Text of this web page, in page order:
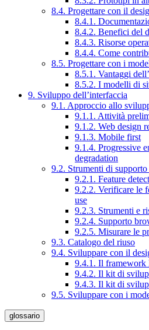
8.4. Progettare con il
8.4.1.
8.4.2. Benefici del
8.4.3. Risorse
8.4.4. Come
8.5. Progettare con i
8.5.1. Vantaggi
8.5.2. I modelli di
9. Sviluppo dell’interfaccia
9.1. Approccio allo
9.1.1. Attività
9.1.2. Web design
9.1.3. Mobile first
9.1.4. Progressive
degradation
9.2. Strumenti di
9.2.1. Feature
9.2.2. Verificare le
use
9.2.3. Strumenti e
9.2.4. Supporto
9.2.5. Misurare le
9.3. Catalogo del riuso
9.4. Sviluppare con il
9.4.1. Il framework
9.4.2. Il kit di
9.4.3. Il kit di
9.5. Sviluppare con i
glossario